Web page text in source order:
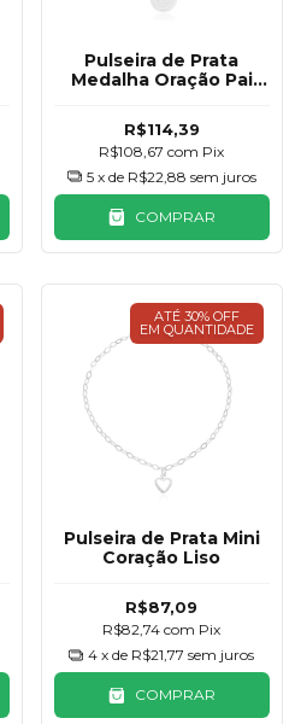
Pulseira de Prata
Medalha Oração Pai
R$114,39
R$108,67com Pix
5 x de R$22,88 sem juros
COMPRAR
ATÉ 30% OFF
EM QUANTIDADE
Pulseira de Prata Mini
Coração Liso
R$87,09
R$82,74com Pix
4 x de R$21,77 sem juros
COMPRAR